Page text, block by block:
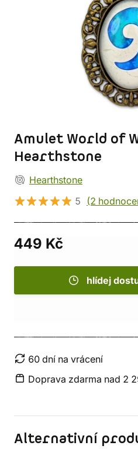
Amulet World of
Hearthstone
Hearthstone
5
(2
449 Kč
hlídej
60 dní na vrácení
Doprava zdarma nad 2
Alternativní